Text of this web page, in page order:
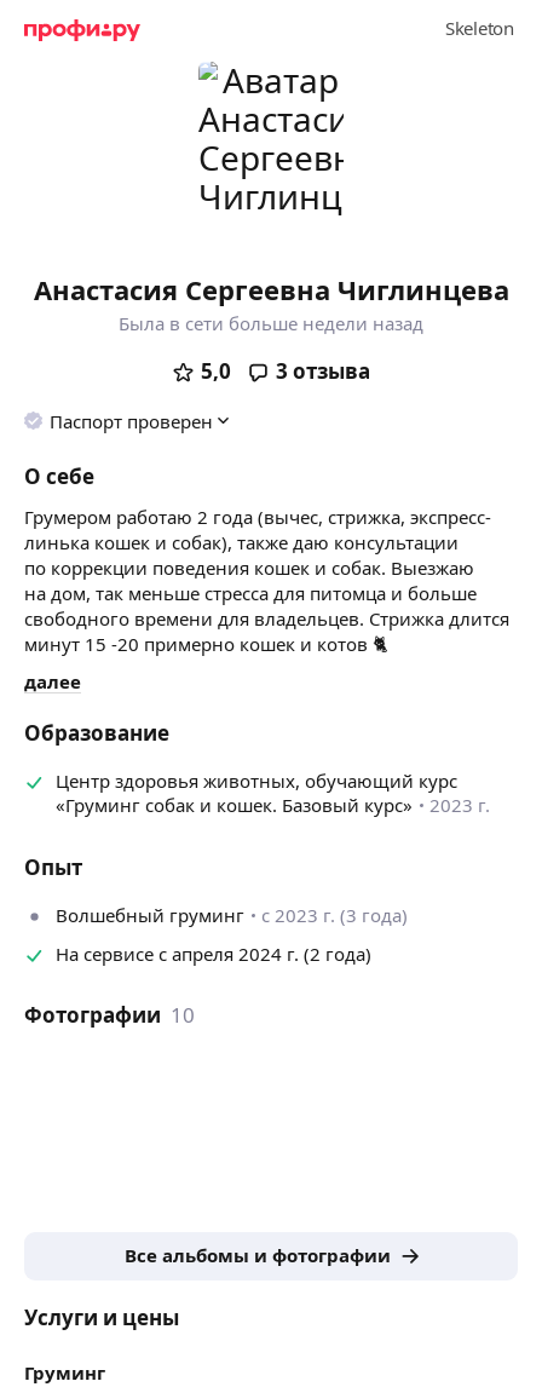
Анастасия Сергеевна Чиглинцева
Была в сети больше недели назад
5,0 3 отзыва
Паспорт проверен
О себе
Грумером работаю 2 года (вычес, стрижка, экспресс-
линька кошек и собак), также даю консультации
по коррекции поведения кошек и собак. Выезжаю
на дом, так меньше стресса для питомца и больше
свободного времени для владельцев. Стрижка длится
минут 15 -20 примерно кошек и котов 🐈
далее
Образование
Центр здоровья животных, обучающий курс
«Груминг собак и кошек. Базовый курс»
2023 г.
Опыт
Волшебный груминг
с 2023 г. (3 года)
На сервисе с апреля 2024 г. (2 года)
Фотографии 10
Все альбомы и фотографии
Услуги и цены
Груминг